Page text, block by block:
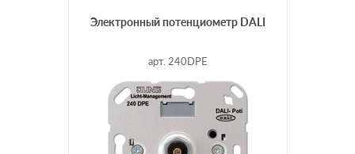
Электронный потенциометр DALI
арт. 240DPE